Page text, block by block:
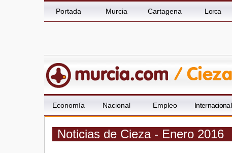
Portada Murcia Cartagena Lorca
Economía Nacional Empleo Internacional
Noticias de Cieza - Enero 2016